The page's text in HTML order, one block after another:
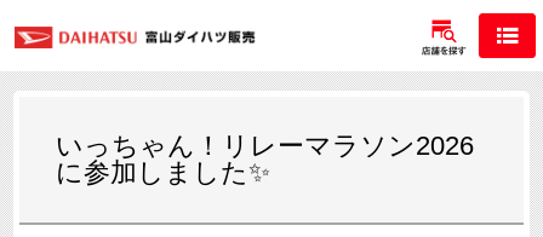
いっちゃん！リレーマラソン2026
に参加しました✨